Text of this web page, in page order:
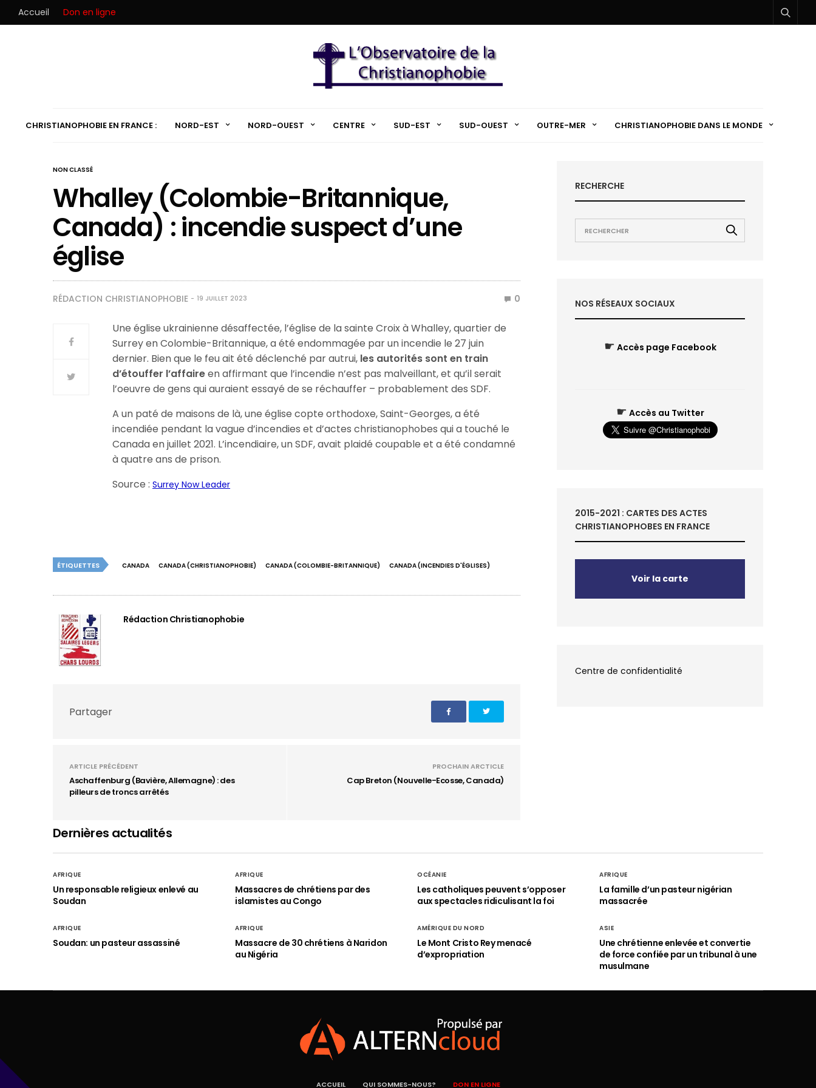
Accueil Don en ligne
CHRISTIANOPHOBIE EN FRANCE : NORD-EST NORD-OUEST CENTRE SUD-EST SUD-OUEST OUTRE-MER CHRISTIANOPHOBIE DANS LE MONDE
NON CLASSÉ
Whalley (Colombie-Britannique,
Canada) : incendie suspect d’une
église
RÉDACTION CHRISTIANOPHOBIE 19 JUILLET 2023 0
Une église ukrainienne désaffectée, l’église de la sainte Croix à Whalley, quartier de
Surrey en Colombie-Britannique, a été endommagée par un incendie le 27 juin
dernier. Bien que le feu ait été déclenché par autrui, les autorités sont en train
d’étouffer l’affaireen affirmant que l’incendie n’est pas malveillant, et qu’il serait
l’oeuvre de gens qui auraient essayé de se réchauffer – probablement des SDF.
A un paté de maisons de là, une église copte orthodoxe, Saint-Georges, a été
incendiée pendant la vague d’incendies et d’actes christianophobes qui a touché le
Canada en juillet 2021. L’incendiaire, un SDF, avait plaidé coupable et a été condamné
à quatre ans de prison.
Source :Surrey Now Leader
ÉTIQUETTES CANADA CANADA (CHRISTIANOPHOBIE) CANADA (COLOMBIE-BRITANNIQUE) CANADA (INCENDIES D'ÉGLISES)
Rédaction Christianophobie
Partager
ARTICLE PRÉCÉDENT
Aschaffenburg (Bavière, Allemagne) : des
pilleurs de troncs arrêtés
PROCHAIN ARCTICLE
Cap Breton (Nouvelle-Ecosse, Canada)
RECHERCHE
NOS RÉSEAUX SOCIAUX
☛ Accès page Facebook
☛ Accès au Twitter
2015-2021 : CARTES DES ACTES
CHRISTIANOPHOBES EN FRANCE
Voir la carte
Centre de confidentialité
Dernières actualités
AFRIQUE
Un responsable religieux enlevé au
Soudan
AFRIQUE
Massacres de chrétiens par des
islamistes au Congo
OCÉANIE
Les catholiques peuvent s’opposer
aux spectacles ridiculisant la foi
AFRIQUE
La famille d’un pasteur nigérian
massacrée
AFRIQUE
Soudan: un pasteur assassiné
AFRIQUE
Massacre de 30 chrétiens à Naridon
au Nigéria
AMÉRIQUE DU NORD
Le Mont Cristo Rey menacé
d’expropriation
ASIE
Une chrétienne enlevée et convertie
de force confiée par un tribunal à une
musulmane
ACCUEIL QUI SOMMES-NOUS? DON EN LIGNE